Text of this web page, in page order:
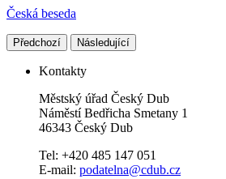
Česká beseda
Předchozí Následující
Kontakty
Městský úřad Český Dub
Náměstí Bedřicha Smetany 1
46343 Český Dub
Tel: +420 485 147 051
E-mail: podatelna@cdub.cz